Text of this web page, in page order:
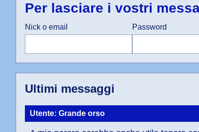
Per lasciare i vostri
Nick o email Password
Ultimi messaggi
Utente: Grande orso